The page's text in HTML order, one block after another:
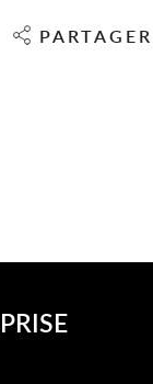
PARTAGER